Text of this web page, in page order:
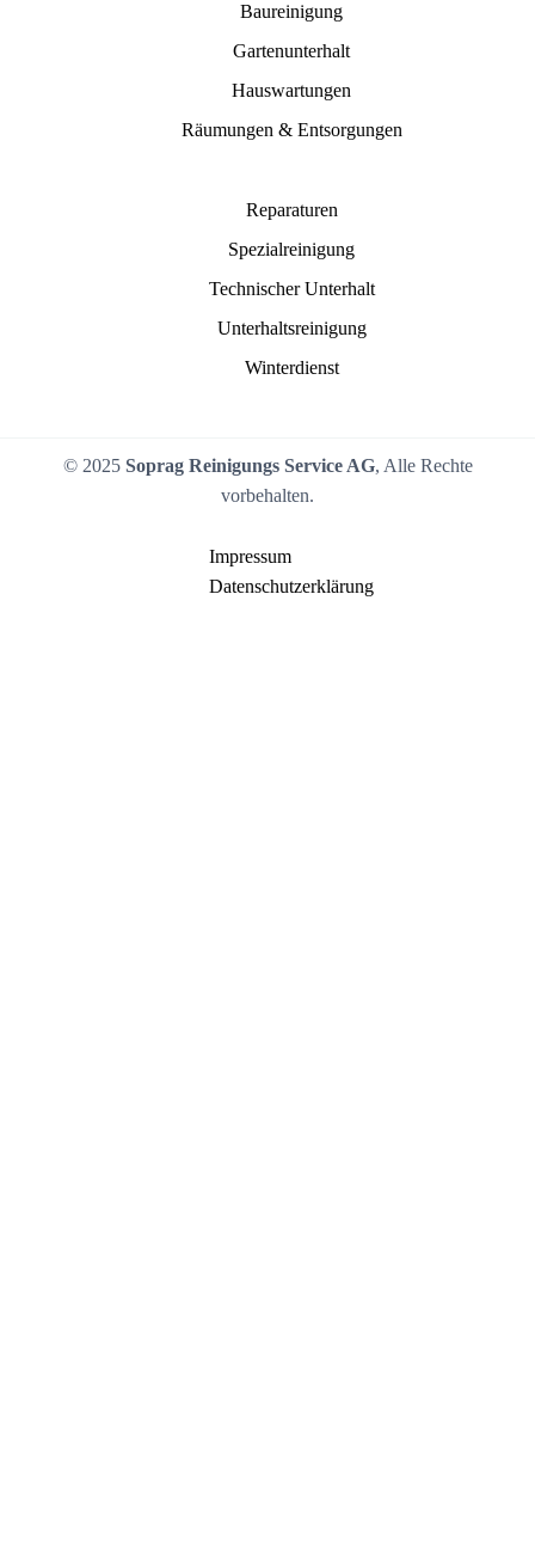
Baureinigung
Gartenunterhalt
Hauswartungen
Räumungen & Entsorgungen
Reparaturen
Spezialreinigung
Technischer Unterhalt
Unterhaltsreinigung
Winterdienst
© 2025 Soprag Reinigungs Service AG, Alle Rechte
vorbehalten.
Impressum
Datenschutzerklärung